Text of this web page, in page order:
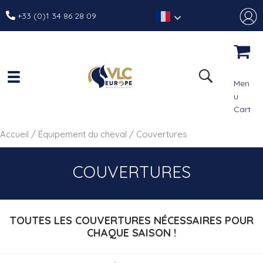
+33 (0)1 34 86 28 09
Men
u
Cart
Accueil / Équipement du cheval / Couvertures
COUVERTURES
TOUTES LES COUVERTURES NÉCESSAIRES POUR
CHAQUE SAISON !